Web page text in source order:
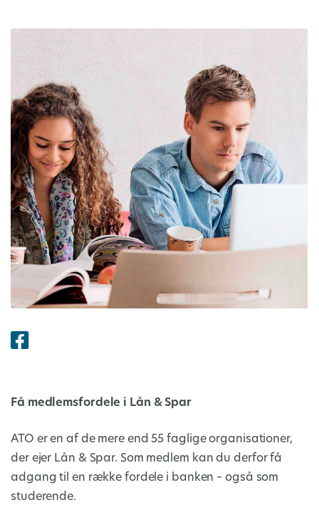
Få medlemsfordele i Lån & Spar
ATO er en af de mere end 55 faglige organisationer,
der ejer Lån & Spar. Som medlem kan du derfor få
adgang til en række fordele i banken – også som
studerende.